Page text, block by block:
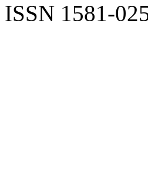
ISSN 1581-